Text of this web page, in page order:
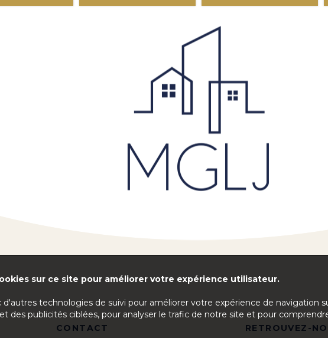
CONTACT RETROUVEZ-
sur ce site pour améliorer votre expérience utilisateur.
d'autres technologies de suivi pour améliorer votre expérience de navigation
des publicités ciblées, pour analyser le trafic de notre site et pour